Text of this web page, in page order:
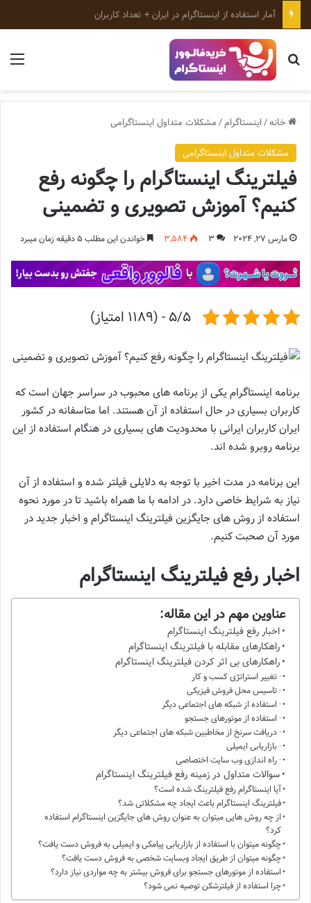
ابزارهای رایگان اینستاگرام؛ معرفی بهترین ابزارهای رشد پیج
جستجو برای
خانه/اینستاگرام/مشکلات متداول اینستاگرامی
مشکلات متداول اینستاگرامی
فیلترینگ اینستاگرام را چگونه رفع
کنیم؟ آموزش تصویری و تضمینی
مارس 27, 2024 3
3,584 خواندن این مطلب 5 دقیقه زمان میبرد
5/5 - (1189 امتیاز)
برنامه اینستاگرام یکی از برنامه‌ های محبوب در سراسر جهان است که
کاربران بسیاری در حال استفاده از آن هستند. اما متاسفانه در کشور
ایران کاربران ایرانی با محدودیت ‌های بسیاری در هنگام استفاده از این
برنامه روبرو شده‌ اند.
این برنامه در مدت اخیر با توجه به دلایلی فیلتر شده و استفاده از آن
نیاز به شرایط خاصی دارد. در ادامه با ما همراه باشید تا در مورد نحوه
استفاده از روش های جایگزین فیلترینگ اینستاگرام و اخبار جدید در
مورد آن صحبت کنیم.
اخبار رفع فیلترینگ اینستاگرام
عناوین مهم در این مقاله:
اخبار رفع فیلترینگ اینستاگرام
راهکارهای مقابله با فیلترینگ اینستاگرام
راهکارهای بی ‌اثر کردن فیلترینگ اینستاگرام
· تغییر استراتژی کسب و کار
· تاسیس محل فروش فیزیکی
· استفاده از شبکه ‌های اجتماعی دیگر
· استفاده از موتورهای جستجو
· دریافت سرنخ از مخاطبین شبکه ‌های اجتماعی دیگر
· بازاریابی ایمیلی
· راه ‌اندازی وب سایت اختصاصی
سوالات متداول در زمینه رفع فیلترینگ اینستاگرام
آیا اینستاگرام رفع فیلترینگ شده است؟
فیلترینگ اینستاگرام باعث ایجاد چه مشکلاتی شد؟
از چه روش هایی میتوان به عنوان روش های جایگزین اینستاگرام استفاده
کرد؟
چگونه میتوان با استفاده از بازاریابی پیامکی و ایمیلی به فروش دست یافت؟
چگونه میتوان از طریق ایجاد وبسایت شخصی به فروش دست یافت؟
استفاده از موتورهای جستجو برای فروش بیشتر به چه مواردی نیاز دارد؟
چرا استفاده از فیلترشکن توصیه نمی شود؟